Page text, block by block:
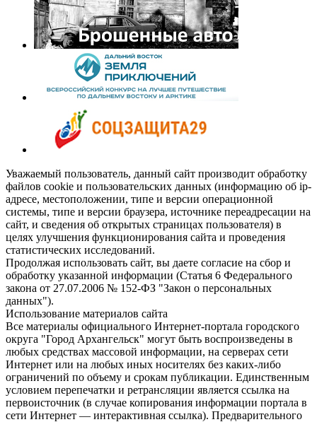
Уважаемый пользователь, данный сайт производит обработку
файлов cookie и пользовательских данных (информацию об ip-
адресе, местоположении, типе и версии операционной
системы, типе и версии браузера, источнике переадресации на
сайт, и сведения об открытых страницах пользователя) в
целях улучшения функционирования сайта и проведения
статистических исследований.
Продолжая использовать сайт, вы даете согласие на сбор и
обработку указанной информации (Статья 6 Федерального
закона от 27.07.2006 № 152-ФЗ "Закон о персональных
данных").
Использование материалов сайта
Все материалы официального Интернет-портала городского
округа "Город Архангельск" могут быть воспроизведены в
любых средствах массовой информации, на серверах сети
Интернет или на любых иных носителях без каких-либо
ограничений по объему и срокам публикации. Единственным
условием перепечатки и ретрансляции является ссылка на
первоисточник (в случае копирования информации портала в
сети Интернет — интерактивная ссылка). Предварительного